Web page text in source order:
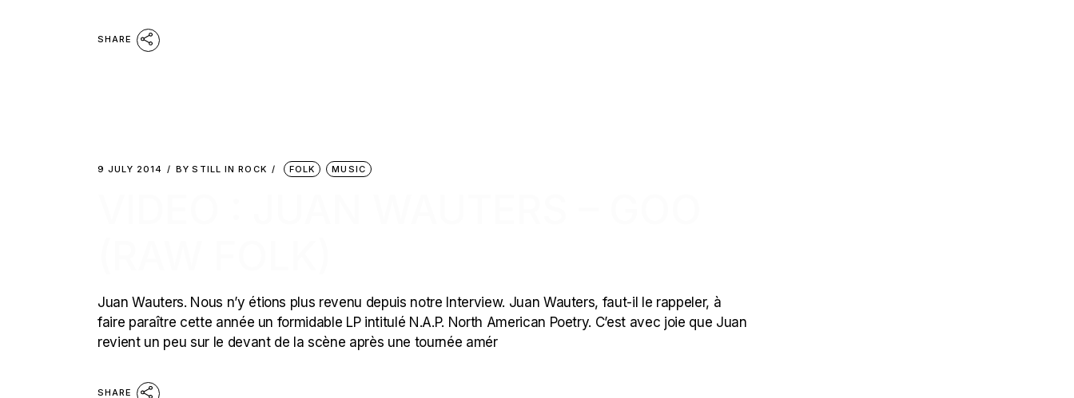
SHARE
9 JULY 2014 BY STILL IN ROCK FOLK MUSIC
Juan Wauters. Nous n’y étions plus revenu depuis notre Interview. Juan Wauters, faut-il le rappeler, à
faire paraître cette année un formidable LP intitulé N.A.P. North American Poetry. C’est avec joie que Juan
revient un peu sur le devant de la scène après une tournée amér
SHARE